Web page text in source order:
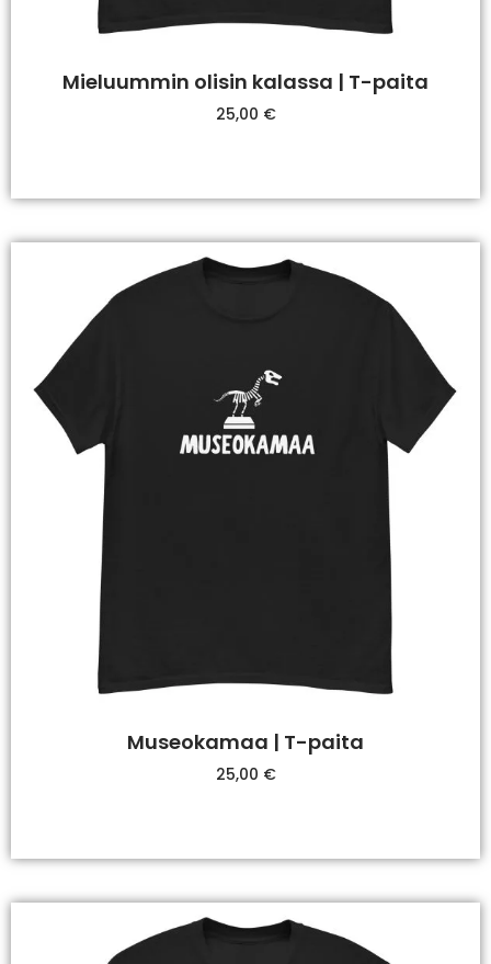
Mieluummin olisin kalassa | T-paita
25,00 €
Museokamaa | T-paita
25,00 €